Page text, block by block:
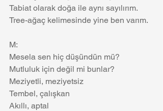
Tabiat olarak doğa ile aynı sayılırım.
Tree-ağaç kelimesinde yine ben varım.
M:
Mesela sen hiç düşündün mü?
Mutluluk için değil mi bunlar?
Meziyetli, meziyetsiz
Tembel, çalışkan
Akıllı, aptal